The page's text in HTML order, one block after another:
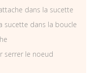
dans la sucette
sucette dans la boucle
serrer le noeud